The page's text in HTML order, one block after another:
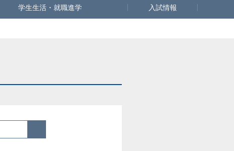
学生生活・就職進学 入試情報